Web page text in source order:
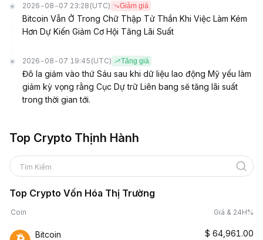
2026-08-07 23:28 (UTC) Giảm giá
Bitcoin Vẫn Ở Trong Chữ Thập Tử Thần Khi Việc Làm Kém
Hơn Dự Kiến Giảm Cơ Hội Tăng Lãi Suất
2026-08-07 19:45 (UTC) Tăng giá
Đô la giảm vào thứ Sáu sau khi dữ liệu lao động Mỹ yếu làm
giảm kỳ vọng rằng Cục Dự trữ Liên bang sẽ tăng lãi suất
trong thời gian tới.
Top Crypto Thịnh Hành
Tìm Kiếm
Top Crypto Vốn Hóa Thị Trường
Coin Giá & 24H%
Bitcoin $ 64,961.00